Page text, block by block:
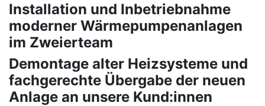
Installation und Inbetriebnahme
moderner Wärmepumpenanlagen
im Zweierteam
Demontage alter Heizsysteme und
fachgerechte Übergabe der neuen
Anlage an unsere Kund:innen